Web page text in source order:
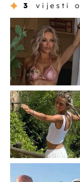
3 vijesti